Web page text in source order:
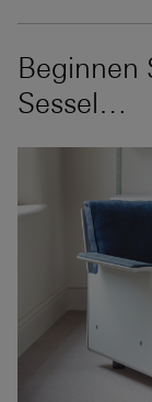
Beginnen
Sessel…